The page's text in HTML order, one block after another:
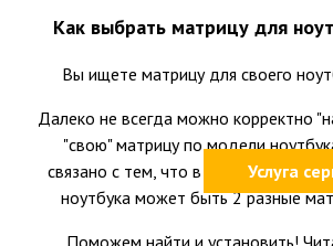
Услуга
Как выбрать матрицу для
Вы ищете матрицу для своего
Далеко не всегда можно корректно
"свою" матрицу по модели
связано с тем, что в одной и той же
ноутбука может быть 2 разные
Поможем найти и установить!